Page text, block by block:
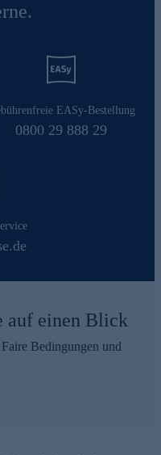
EASy-Bestellung
0800 29 888 29
auf einen Blick
Bedingungen und